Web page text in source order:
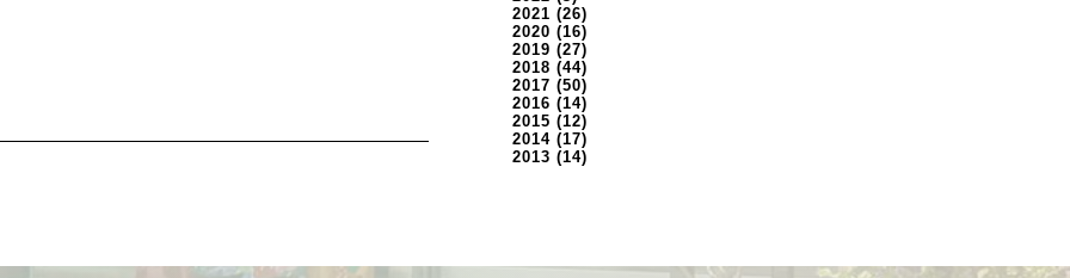
2021 (26)
2020 (16)
2019 (27)
2018 (44)
2017 (50)
2016 (14)
2015 (12)
2014 (17)
2013 (14)